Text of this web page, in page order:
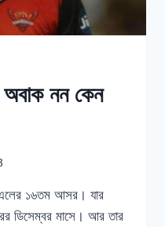
অবাক নন কেন
১৬তম আসর। যার
ডিসেম্বর মাসে। আর তার